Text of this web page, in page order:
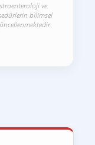
ve
bilimsel